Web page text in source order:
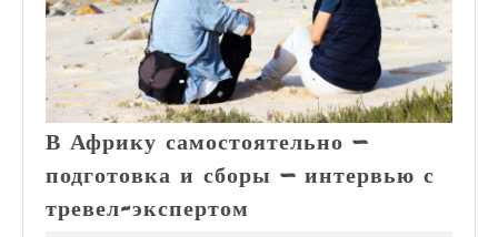
В Африку самостоятельно —
подготовка и сборы — интервью с
тревел-экспертом